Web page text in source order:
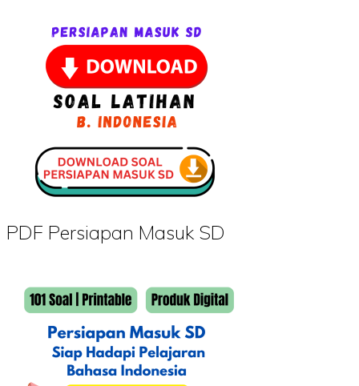
PDF Persiapan Masuk SD